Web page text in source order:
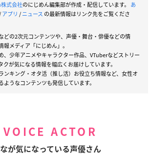
式会社のにじめん編集部が作成・配信しています。 あ
アプリ /ニュース の最新情報はリンク先をご覧くださ
どの2次元コンテンツや、声優・舞台・俳優などの情
メディア「にじめん」。
、少年アニメやキャラクター作品、VTuberなどストリー
クが気になる情報を幅広くお届けしています。
ンキング・オタ活（推し活）お役立ち情報など、女性オ
ようなコンテンツも発信しています。
VOICE ACTOR
が気になっている声優さん